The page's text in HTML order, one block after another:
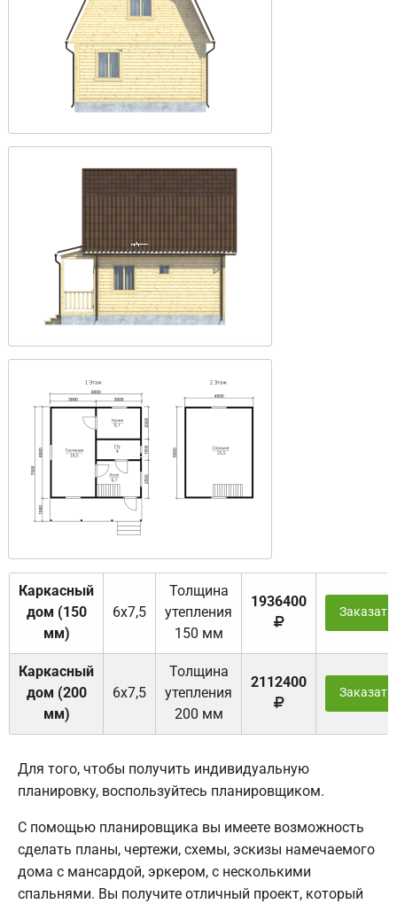
Каркасный
дом (150
мм)
6х7,5
Толщина
утепления
150 мм
1936400
Заказать
Каркасный
дом (200
мм)
6х7,5
Толщина
утепления
200 мм
2112400
Заказать
Для того, чтобы получить индивидуальную
планировку, воспользуйтесь планировщиком.
С помощью планировщика вы имеете возможность
сделать планы, чертежи, схемы, эскизы намечаемого
дома с мансардой, эркером, с несколькими
спальнями. Вы получите отличный проект, который